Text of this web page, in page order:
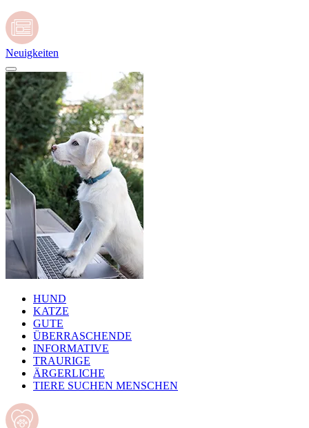
Neuigkeiten
HUND
KATZE
GUTE
ÜBERRASCHENDE
INFORMATIVE
TRAURIGE
ÄRGERLICHE
TIERE SUCHEN MENSCHEN